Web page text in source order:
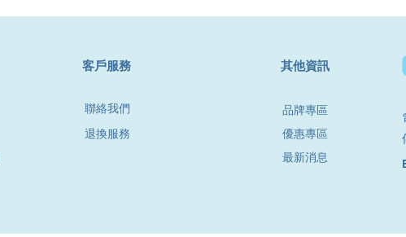
​客戶服務
聯絡我們
退換服務
其他資訊
品牌專區
優惠專區
最新消息